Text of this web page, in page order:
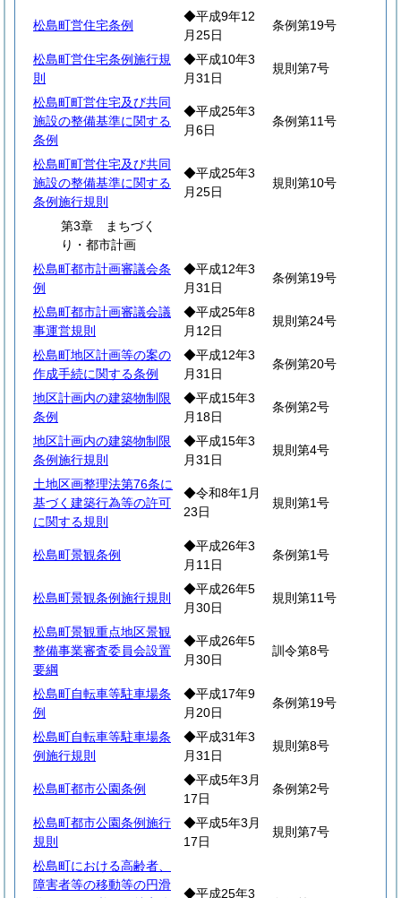
松島町営住宅条例
◆平成9年12
月25日
条例第19号
松島町営住宅条例施行規
則
◆平成10年3
月31日
規則第7号
松島町町営住宅及び共同
施設の整備基準に関する
条例
◆平成25年3
月6日
条例第11号
松島町町営住宅及び共同
施設の整備基準に関する
条例施行規則
◆平成25年3
月25日
規則第10号
第3章 まちづく
り・都市計画
松島町都市計画審議会条
例
◆平成12年3
月31日
条例第19号
松島町都市計画審議会議
事運営規則
◆平成25年8
月12日
規則第24号
松島町地区計画等の案の
作成手続に関する条例
◆平成12年3
月31日
条例第20号
地区計画内の建築物制限
条例
◆平成15年3
月18日
条例第2号
地区計画内の建築物制限
条例施行規則
◆平成15年3
月31日
規則第4号
土地区画整理法第76条に
基づく建築行為等の許可
に関する規則
◆令和8年1月
23日
規則第1号
松島町景観条例
◆平成26年3
月11日
条例第1号
松島町景観条例施行規則
◆平成26年5
月30日
規則第11号
松島町景観重点地区景観
整備事業審査委員会設置
要綱
◆平成26年5
月30日
訓令第8号
松島町自転車等駐車場条
例
◆平成17年9
月20日
条例第19号
松島町自転車等駐車場条
例施行規則
◆平成31年3
月31日
規則第8号
松島町都市公園条例
◆平成5年3月
17日
条例第2号
松島町都市公園条例施行
規則
◆平成5年3月
17日
規則第7号
松島町における高齢者、
障害者等の移動等の円滑
◆平成25年3